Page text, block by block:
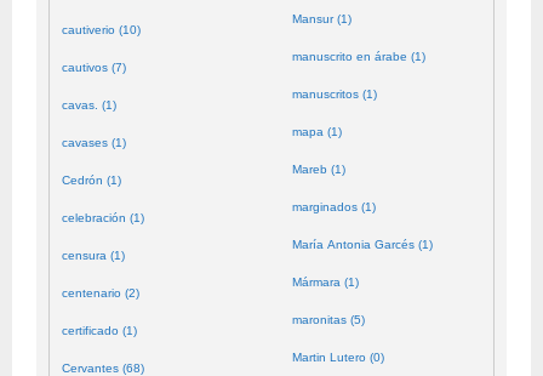
cautiverio (10)
cautivos (7)
cavas. (1)
cavases (1)
Cedrón (1)
celebración (1)
censura (1)
centenario (2)
certificado (1)
Cervantes (68)
Mansur (1)
manuscrito en árabe (1)
manuscritos (1)
mapa (1)
Mareb (1)
marginados (1)
María Antonia Garcés (1)
Mármara (1)
maronitas (5)
Martin Lutero (0)